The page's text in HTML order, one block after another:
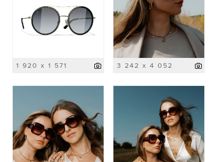
1 920 x 1 571 3 242 x 4 052